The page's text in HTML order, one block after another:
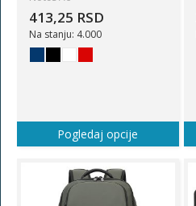
413,25 RSD
Na stanju: 4.000
Pogledaj opcije